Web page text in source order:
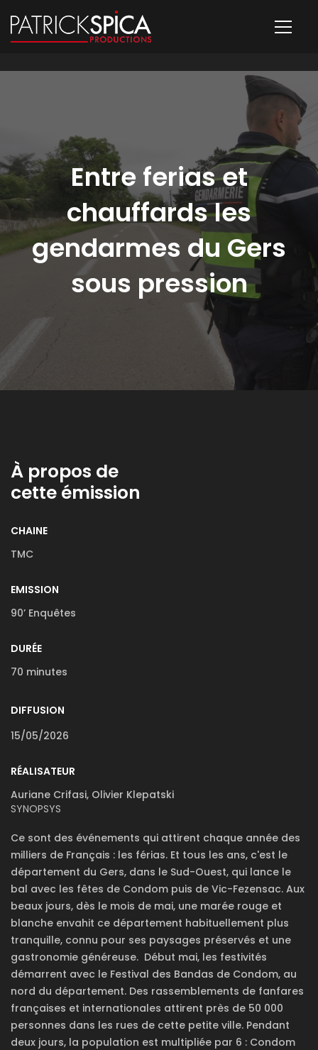
Entre ferias et
chauffards les
gendarmes du Gers
sous pression
À propos de
cette émission
CHAINE
TMC
EMISSION
90’ Enquêtes
DURÉE
70 minutes
DIFFUSION
15/05/2026
RÉALISATEUR
Auriane Crifasi, Olivier Klepatski
SYNOPSYS
Ce sont des événements qui attirent chaque année des
milliers de Français : les férias. Et tous les ans, c'est le
département du Gers, dans le Sud-Ouest, qui lance le
bal avec les fêtes de Condom puis de Vic-Fezensac. Aux
beaux jours, dès le mois de mai, une marée rouge et
blanche envahit ce département habituellement plus
tranquille, connu pour ses paysages préservés et une
gastronomie généreuse. Début mai, les festivités
démarrent avec le Festival des Bandas de Condom, au
nord du département. Des rassemblements de fanfares
françaises et internationales attirent près de 50 000
personnes dans les rues de cette petite ville. Pendant
deux jours, la population est multipliée par 6 : Condom